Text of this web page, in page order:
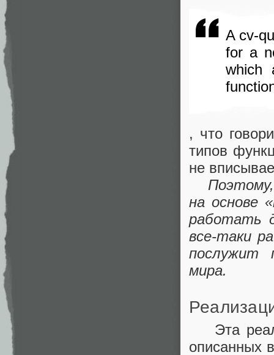
A cv-
for a
which
, что
типов
не
на основе
работать
все-таки
послужит
мира.
Эта
описанных